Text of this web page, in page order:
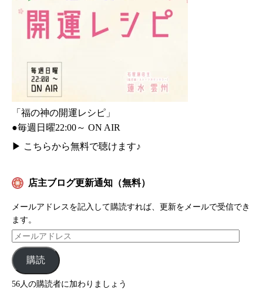
「福の神の開運レシピ」
●毎週日曜22:00～ ON AIR
▶ こちらから無料で聴けます♪
店主ブログ更新通知（無料）
メールアドレスを記入して購読すれば、更新をメールで受信でき
ます。
購読
56人の購読者に加わりましょう